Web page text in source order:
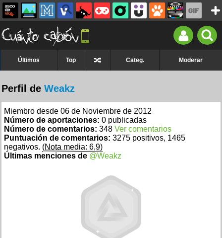
Últimos Top Categ. Moderar
Perfil de Weakz
Miembro desde 06 de Noviembre de 2012
Número de aportaciones: 0 publicadas
Número de comentarios: 348 Ver comentarios
Puntuación de comentarios: 3275 positivos, 1465
negativos. (Nota media: 6,9)
Últimas menciones de @Weakz